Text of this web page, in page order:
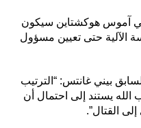
آموس هوكشتاين سيكون
الآلية حتى تعيين مسؤول
بيني غانتس: “الترتيب
يستند إلى احتمال أن
القتال”.